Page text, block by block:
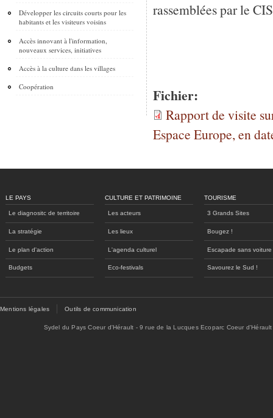
Développer les circuits courts pour les
habitants et les visiteurs voisins
Accès innovant à l'information,
nouveaux services, initiatives
Accès à la culture dans les villages
Coopération
rassemblées par le
Fichier:
Rapport de visite
Espace Europe, en
LE PAYS
Le diagnositc de territoire
La stratégie
Le plan d'action
Budgets
CULTURE ET PATRIMOINE
Les acteurs
Les lieux
L'agenda culturel
Eco-festivals
TOURISME
3 Grands Sites
Bougez !
Escapade sans voiture
Savourez le Sud !
Mentions légales Outils de communication
Sydel du Pays Coeur d'Hérault - 9 rue de la Lucques Ecoparc Coeur